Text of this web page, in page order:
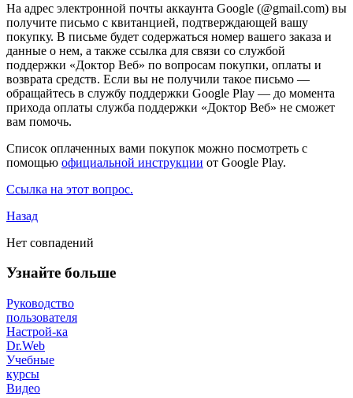
На адрес электронной почты аккаунта Google (@gmail.com) вы
получите письмо с квитанцией, подтверждающей вашу
покупку. В письме будет содержаться номер вашего заказа и
данные о нем, а также ссылка для связи со службой
поддержки «Доктор Веб» по вопросам покупки, оплаты и
возврата средств. Если вы не получили такое письмо —
обращайтесь в службу поддержки Google Play — до момента
прихода оплаты служба поддержки «Доктор Веб» не сможет
вам помочь.
Список оплаченных вами покупок можно посмотреть с
помощью официальной инструкции от Google Play.
Ссылка на этот вопрос.
Назад
Нет совпадений
Узнайте больше
Руководство
пользователя
Настрой-ка
Dr.Web
Учебные
курсы
Видео